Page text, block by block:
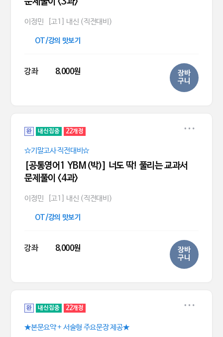
이정민 [고1] 내신 (직전대비)
OT/강의 맛보기
강좌 8,000원
장바
구니
완 내신집중 22개정
☆기말고사 직전대비☆
[공통영어1 YBM(박)] 너도 딱! 풀리는 교과서
문제풀이 <4과>
이정민 [고1] 내신 (직전대비)
OT/강의 맛보기
강좌 8,000원
장바
구니
완 내신집중 22개정
★본문요약 + 서술형 주요문장 제공★